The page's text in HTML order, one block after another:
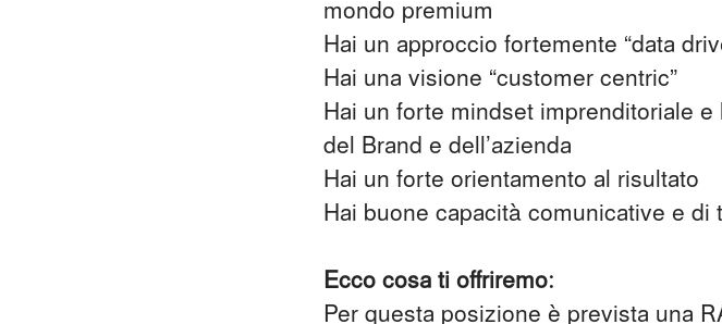
mondo premium
Hai un approccio fortemente “data
Hai una visione “customer centric”
Hai un forte mindset imprenditoriale
del Brand e dell’azienda
Hai un forte orientamento al risultato
Hai buone capacità comunicative e di
Ecco cosa ti offriremo:
Per questa posizione è prevista una